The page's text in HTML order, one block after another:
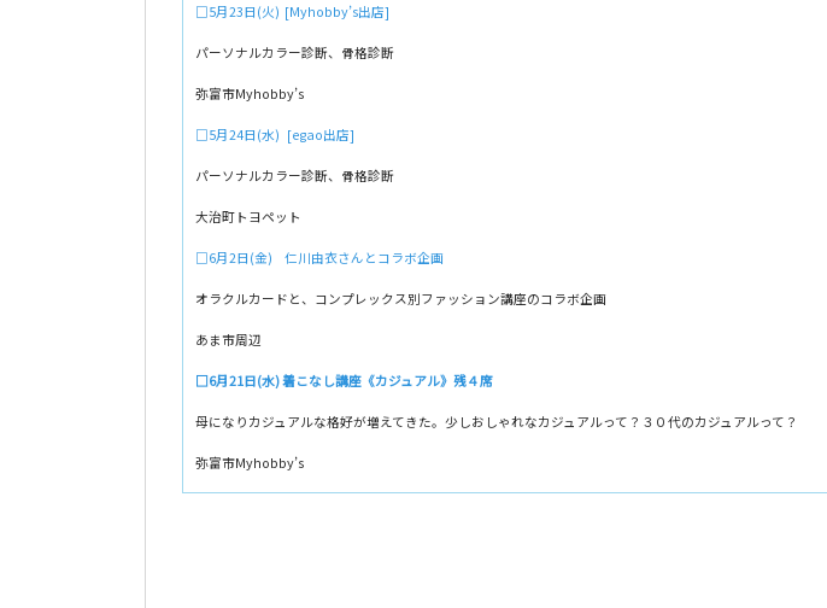
□5月23日(火) [Myhobby’s出店]
パーソナルカラー診断、骨格診断
弥富市Myhobby’s
□5月24日(水) [egao出店]
パーソナルカラー診断、骨格診断
大治町トヨペット
□6月2日(金) 仁川由衣さんとコラボ企画
オラクルカードと、コンプレックス別ファッション講座のコラボ企画
あま市周辺
□6月21日(水) 着こなし講座《カジュアル》残４席
母になりカジュアルな格好が増えてきた。少しおしゃれなカジュアルって？３０代のカジュアルって？
弥富市Myhobby’s